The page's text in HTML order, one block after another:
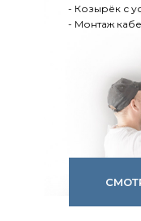
- Козырёк с
- Монтаж